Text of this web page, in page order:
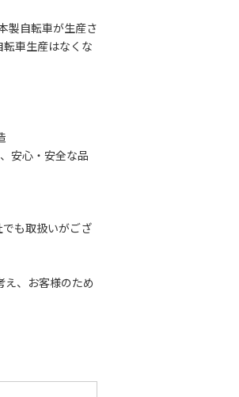
製自転車が生産さ
車生産はなくな
安心・安全な品
も取扱いがござ
、お客様のため